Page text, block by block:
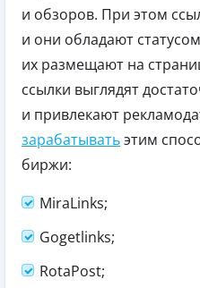
и обзоров. При этом
и они обладают
их размещают на
ссылки выглядят
и привлекают
зарабатыватьэтим
биржи:
MiraLinks;
Gogetlinks;
RotaPost;